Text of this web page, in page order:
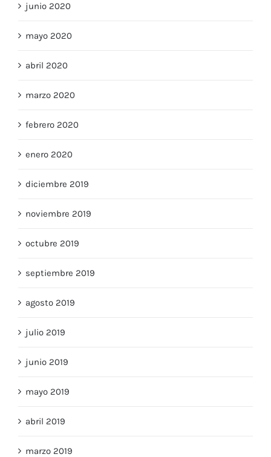
junio 2020
mayo 2020
abril 2020
marzo 2020
febrero 2020
enero 2020
diciembre 2019
noviembre 2019
octubre 2019
septiembre 2019
agosto 2019
julio 2019
junio 2019
mayo 2019
abril 2019
marzo 2019